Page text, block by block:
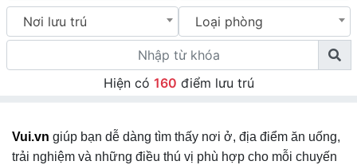
Nơi lưu trú Loại phòng
Hiện có 160 điểm lưu trú
Vui.vn giúp bạn dễ dàng tìm thấy nơi ở, địa điểm ăn uống,
trải nghiệm và những điều thú vị phù hợp cho mỗi chuyến